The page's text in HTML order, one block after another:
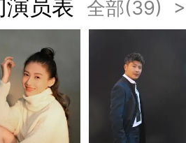
演员表 全部(39) >